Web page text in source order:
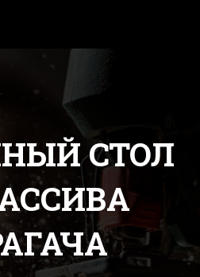
СТОЛ